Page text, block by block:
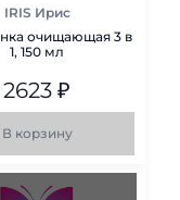
IRIS Ирис
очищающая 3 в
1, 150 мл
2623 ₽
В корзину